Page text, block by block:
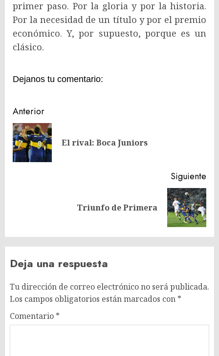
primer paso. Por la gloria y por la historia.
Por la necesidad de un título y por el premio
económico. Y, por supuesto, porque es un
clásico.
Dejanos tu comentario:
Navegación
de
entradas
Anterior
El rival: Boca Juniors
Siguiente
Triunfo de Primera
Deja una respuesta
Tu dirección de correo electrónico no será publicada.
Los campos obligatorios están marcados con *
Comentario *